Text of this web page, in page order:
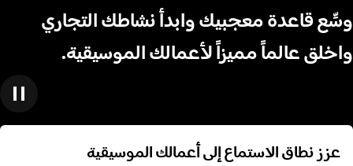
وسِّع قاعدة معجبيك وابدأ نشاطك التجاري
واخلق عالماً مميزاً لأعمالك الموسيقية.
عزز نطاق الاستماع إلى أعمالك الموسيقية
عزز نطاق الاستماع إلى أعمالك الموسيقية